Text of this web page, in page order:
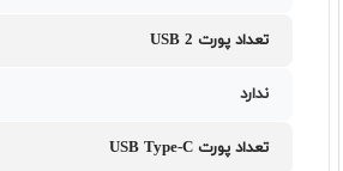
تعداد پورت USB 2
ندارد
تعداد پورت USB Type-C